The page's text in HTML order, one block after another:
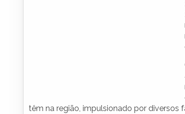
têm na região, impulsionado por diversos